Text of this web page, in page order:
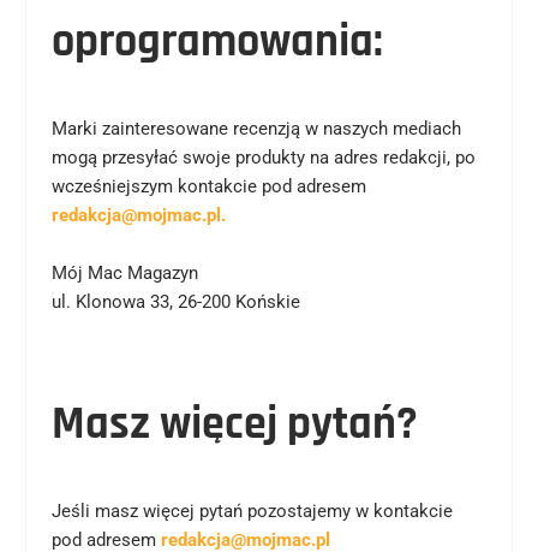
oprogramowania:
Marki zainteresowane recenzją w naszych mediach
mogą przesyłać swoje produkty na adres redakcji, po
wcześniejszym kontakcie pod adresem
redakcja@mojmac.pl .
Mój Mac Magazyn
ul. Klonowa 33, 26-200 Końskie
Masz więcej pytań?
Jeśli masz więcej pytań pozostajemy w kontakcie
pod adresem redakcja@mojmac.pl